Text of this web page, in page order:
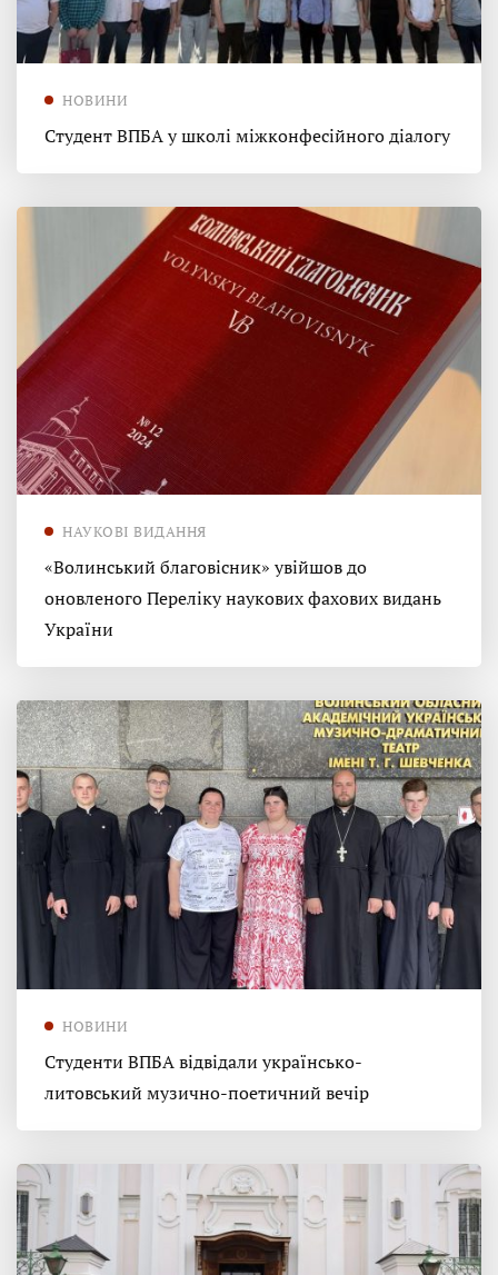
НОВИНИ
Студент ВПБА у школі міжконфесійного діалогу
НАУКОВІ ВИДАННЯ
«Волинський благовісник» увійшов до
оновленого Переліку наукових фахових видань
України
НОВИНИ
Студенти ВПБА відвідали українсько-
литовський музично-поетичний вечір